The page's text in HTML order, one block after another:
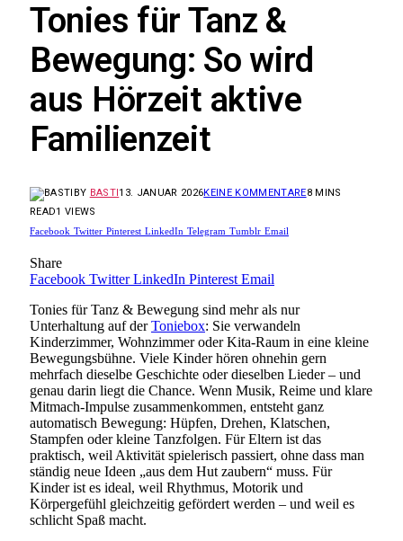
Tonies für Tanz &
Bewegung: So wird
aus Hörzeit aktive
Familienzeit
BY BASTI13. JANUAR 2026KEINE KOMMENTARE8 MINS
READ1 VIEWS
Facebook Twitter Pinterest LinkedIn Telegram Tumblr Email
Share
Facebook Twitter LinkedIn Pinterest Email
Tonies für Tanz & Bewegung sind mehr als nur
Unterhaltung auf derToniebox: Sie verwandeln
Kinderzimmer, Wohnzimmer oder Kita-Raum in eine kleine
Bewegungsbühne. Viele Kinder hören ohnehin gern
mehrfach dieselbe Geschichte oder dieselben Lieder – und
genau darin liegt die Chance. Wenn Musik, Reime und klare
Mitmach-Impulse zusammenkommen, entsteht ganz
automatisch Bewegung: Hüpfen, Drehen, Klatschen,
Stampfen oder kleine Tanzfolgen. Für Eltern ist das
praktisch, weil Aktivität spielerisch passiert, ohne dass man
ständig neue Ideen „aus dem Hut zaubern“ muss. Für
Kinder ist es ideal, weil Rhythmus, Motorik und
Körpergefühl gleichzeitig gefördert werden – und weil es
schlicht Spaß macht.